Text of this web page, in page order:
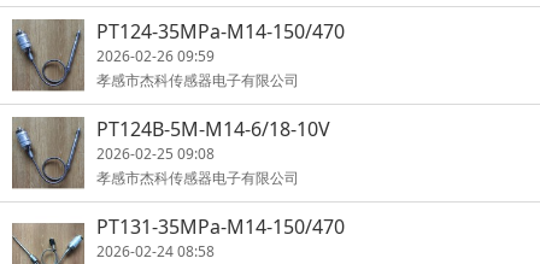
PT124-35MPa-M14-150/470
2026-02-26 09:59
孝感市杰科传感器电子有限公司
PT124B-5M-M14-6/18-10V
2026-02-25 09:08
孝感市杰科传感器电子有限公司
PT131-35MPa-M14-150/470
2026-02-24 08:58